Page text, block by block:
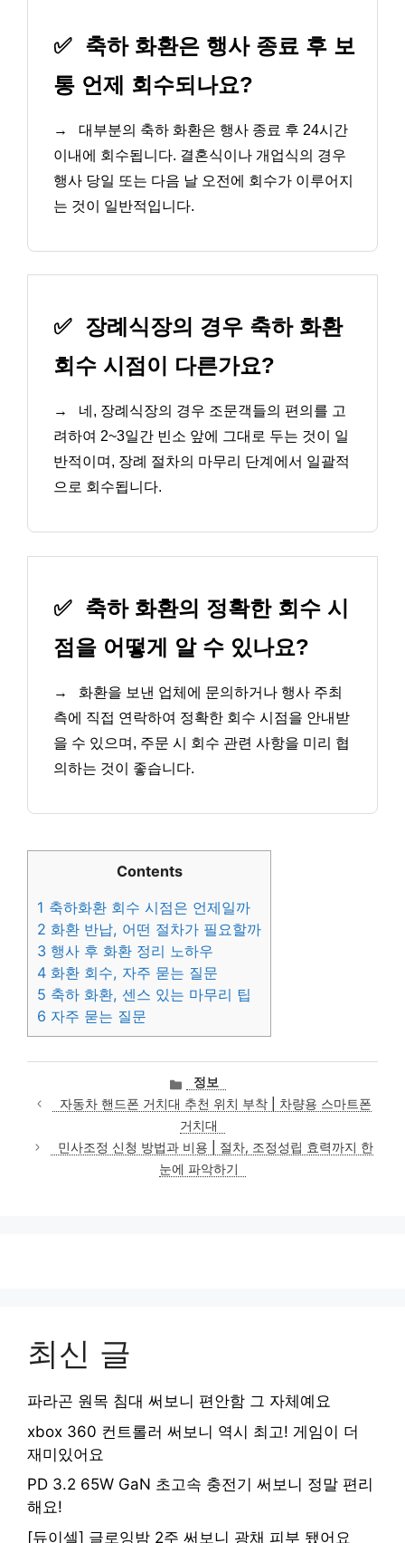
✅ 축하 화환은 행사 종료 후 보
통 언제 회수되나요?
→
대부분의 축하 화환은 행사 종료 후 24시간
이내에 회수됩니다. 결혼식이나 개업식의 경우
행사 당일 또는 다음 날 오전에 회수가 이루어지
는 것이 일반적입니다.
✅ 장례식장의 경우 축하 화환
회수 시점이 다른가요?
→
네, 장례식장의 경우 조문객들의 편의를 고
려하여 2~3일간 빈소 앞에 그대로 두는 것이 일
반적이며, 장례 절차의 마무리 단계에서 일괄적
으로 회수됩니다.
✅ 축하 화환의 정확한 회수 시
점을 어떻게 알 수 있나요?
→
화환을 보낸 업체에 문의하거나 행사 주최
측에 직접 연락하여 정확한 회수 시점을 안내받
을 수 있으며, 주문 시 회수 관련 사항을 미리 협
의하는 것이 좋습니다.
Contents
1 축하화환 회수 시점은 언제일까
2 화환 반납, 어떤 절차가 필요할까
3 행사 후 화환 정리 노하우
4 화환 회수, 자주 묻는 질문
5 축하 화환, 센스 있는 마무리 팁
6 자주 묻는 질문
카
테
고
리
정보
자동차 핸드폰 거치대 추천 위치 부착 | 차량용 스마트폰
거치대
민사조정 신청 방법과 비용 | 절차, 조정성립 효력까지 한
눈에 파악하기
최신 글
파라곤 원목 침대 써보니 편안함 그 자체예요
xbox 360 컨트롤러 써보니 역시 최고! 게임이 더
재미있어요
PD 3.2 65W GaN 초고속 충전기 써보니 정말 편리
해요!
[듀이셀] 글로잉밤 2주 써보니 광채 피부 됐어요